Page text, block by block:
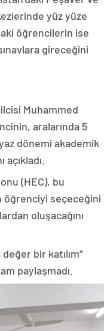
yüz yüze
öğrencilerin ise
gireceğini
Muhammed
aralarında 5
dönemi akademik
(HEC), bu
öğrenciyi seçeceğini
oluşacağını
bir katılım”
paylaşmadı.